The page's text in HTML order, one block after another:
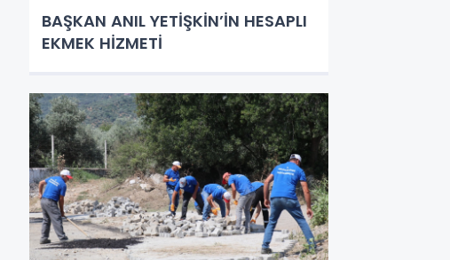
BAŞKAN ANIL YETİŞKİN’İN HESAPLI
EKMEK HİZMETİ